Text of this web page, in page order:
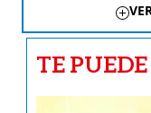
TE